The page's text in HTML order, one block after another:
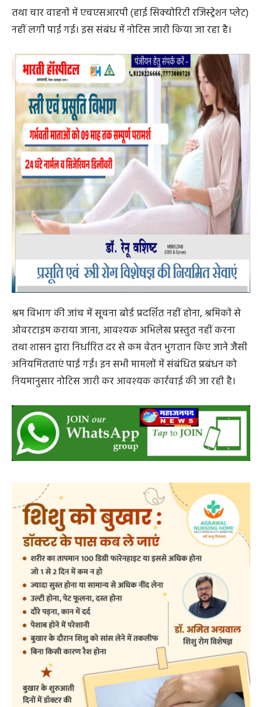
विभाग की जांच में कोई अनियमितता नहीं पाई गई। परिवहन
विभाग की जांच में एक वाहन का फिटनेस प्रमाणपत्र नहीं मिला
नहीं लगी पाई गई। इस संबंध में नोटिस जारी किया जा रहा है।
श्रम विभाग की जांच में सूचना बोर्ड प्रदर्शित नहीं होना, श्रमिकों से
ओवरटाइम कराया जाना, आवश्यक अभिलेख प्रस्तुत नहीं करना
तथा शासन द्वारा निर्धारित दर से कम वेतन भुगतान किए जाने जैसी
नियमानुसार नोटिस जारी कर आवश्यक कार्रवाई की जा रही है।